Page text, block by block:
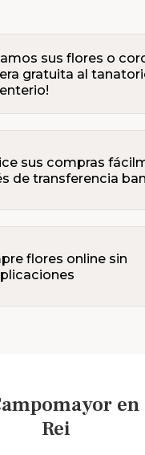
sus flores o
gratuita al
sus compras
de transferencia
flores online sin
en
Rei